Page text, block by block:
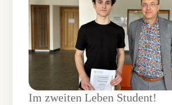
Im zweiten Leben Student!